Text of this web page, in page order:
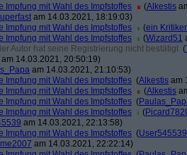
Impfung mit Wahl des Impfstoffes
(Alkestis
am 14.03.2021, 18:19:03)
Impfung mit Wahl des Impfstoffes
(ein Kritiker
Impfung mit Wahl des Impfstoffes
(Wizard51
Autor hat seine Registrierung nicht bestätigt (
am 14.03.2021, 20:50:19)
am 14.03.2021, 21:10:53)
Impfung mit Wahl des Impfstoffes (Alkestis am
Impfung mit Wahl des Impfstoffes
(Alkestis
Impfung mit Wahl des Impfstoffes (
Impfung mit Wahl des Impfstoffes
(
am 14.03.2021, 22:13:58)
Impfung mit Wahl des Impfstoffes (User545539
am 14.03.2021, 22:22:14)